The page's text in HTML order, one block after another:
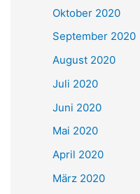
Oktober 2020
September 2020
August 2020
Juli 2020
Juni 2020
Mai 2020
April 2020
März 2020